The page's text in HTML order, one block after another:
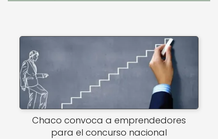
Chaco convoca a emprendedores
para el concurso nacional